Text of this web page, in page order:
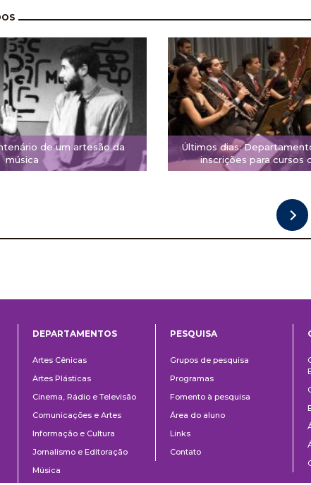
de um artesão da
música
Últimos dias:
inscrições para cursos
DEPARTAMENTOS
Artes Cênicas
Artes Plásticas
Cinema, Rádio e Televisão
Comunicações e Artes
Informação e Cultura
Jornalismo e Editoração
Música
PESQUISA
Grupos de pesquisa
Programas
Fomento à pesquisa
Área do aluno
Links
Contato